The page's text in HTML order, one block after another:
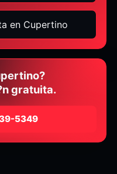
en Cupertino
gratuita.
5349⁩